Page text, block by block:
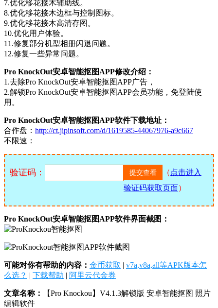
7.优化移花接木辅助线。
8.优化移花接木边框与控制图标。
9.优化移花接木高清存图。
10.优化用户体验。
11.修复部分机型相册闪退问题。
12.修复一些异常问题。
Pro KnockOut安卓智能抠图APP修改介绍：
1.去除Pro KnockOut安卓智能抠图APP广告，
2.解锁Pro KnockOut安卓智能抠图APP会员功能，免登陆使
用。
Pro KnockOut安卓智能抠图APP软件下载地址：
合作盘： http://ct.jipinsoft.com/d/1619585-44067976-a9c667
不限速：
验证码： （ 点击进入
验证码获取页面）
Pro KnockOut安卓智能抠图APP软件界面截图：
可能对你有帮助的内容： 金币获取 | v7a,v8a,all等APK版本怎
么选？ | 下载帮助 | 阿里云代金券
文章名称：
【Pro Knockou】V4.1.3解锁版 安卓智能抠图 照片
编辑软件